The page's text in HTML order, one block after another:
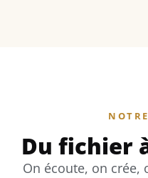
Du fichier
On écoute, on